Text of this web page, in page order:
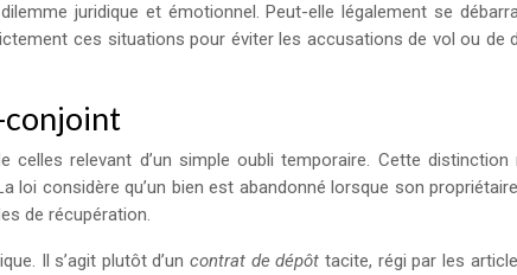
juridique et émotionnel. Peut-elle légalement se
ces situations pour éviter les accusations de vol ou de
conjoint
relevant d’un simple oubli temporaire. Cette
considère qu’un bien est abandonné lorsque son
de récupération.
Il s’agit plutôt d’uncontrat de dépôttacite, régi par les